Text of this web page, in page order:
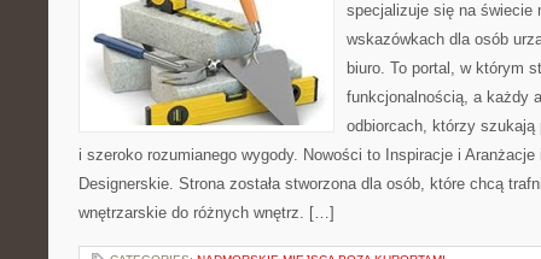
specjalizuje się na świecie
wskazówkach dla osób
biuro. To portal, w którym
funkcjonalnością, a każdy
odbiorcach, którzy szukają
i szeroko rozumianego wygody. Nowości to Inspiracje i
Designerskie. Strona została stworzona dla osób, które chcą
wnętrzarskie do różnych wnętrz. […]